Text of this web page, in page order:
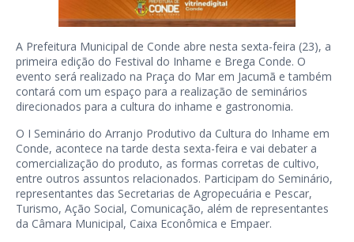
A Prefeitura Municipal de Conde abre nesta sexta-feira (23), a
primeira edição do Festival do Inhame e Brega Conde. O
evento será realizado na Praça do Mar em Jacumã e também
contará com um espaço para a realização de seminários
direcionados para a cultura do inhame e gastronomia.
O I Seminário do Arranjo Produtivo da Cultura do Inhame em
Conde, acontece na tarde desta sexta-feira e vai debater a
comercialização do produto, as formas corretas de cultivo,
entre outros assuntos relacionados. Participam do Seminário,
representantes das Secretarias de Agropecuária e Pescar,
Turismo, Ação Social, Comunicação, além de representantes
da Câmara Municipal, Caixa Econômica e Empaer.